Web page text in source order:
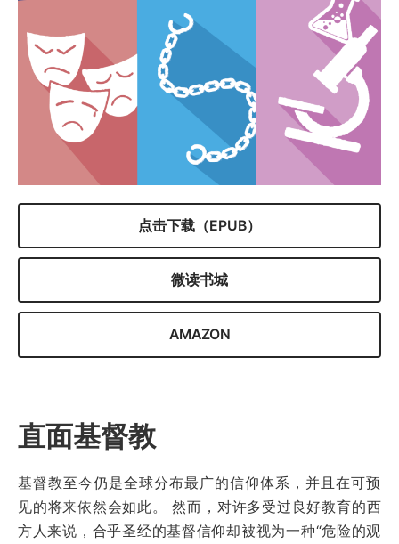
点击下载（EPUB）
微读书城
AMAZON
直面基督教
基督教至今仍是全球分布最广的信仰体系，并且在可预
见的将来依然会如此。 然而，对许多受过良好教育的西
方人来说，合乎圣经的基督信仰却被视为一种“危险的观